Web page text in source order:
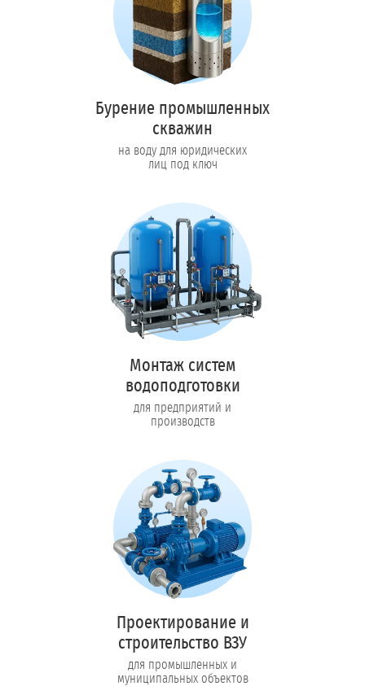
Бурение промышленных
скважин
на воду для юридических
лиц под ключ
Монтаж систем
водоподготовки
для предприятий и
производств
Проектирование и
строительство ВЗУ
для промышленных и
муниципальных объектов